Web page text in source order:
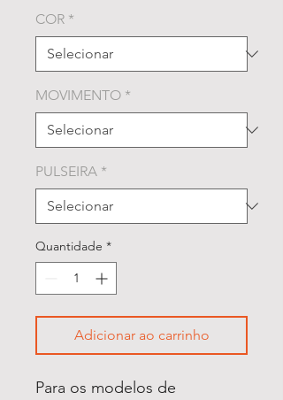
COR *
MOVIMENTO *
PULSEIRA *
Quantidade *
Adicionar ao carrinho
Para os modelos de